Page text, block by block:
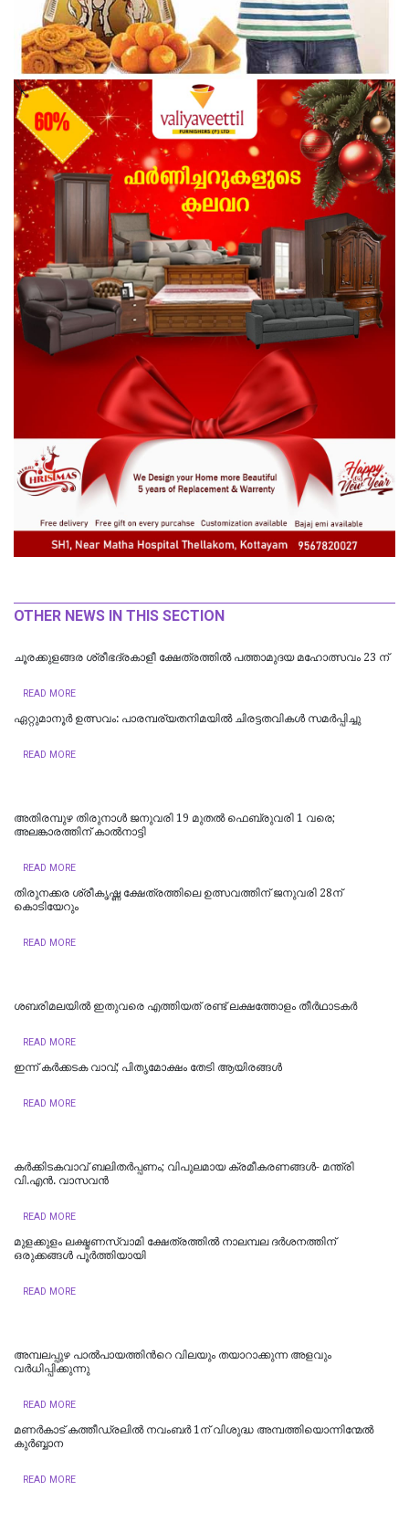
OTHER NEWS IN THIS SECTION
ചൂരക്കുളങ്ങര ശ്രീഭദ്രകാളീ ക്ഷേത്രത്തിൽ പത്താമുദയ മഹോത്സവം 23 ന്
READ MORE
ഏറ്റുമാനൂർ ഉത്സവം: പാരമ്പര്യതനിമയിൽ ചിരട്ടതവികൾ സമര്‍പ്പിച്ചു
READ MORE
അതിരമ്പുഴ തിരുനാള്‍ ജനുവരി 19 മുതല്‍ ഫെബ്രുവരി 1 വരെ;
അലങ്കാരത്തിന് കാൽനാട്ടി
READ MORE
തിരുനക്കര ശ്രീകൃഷ്ണ ക്ഷേത്രത്തിലെ ഉത്സവത്തിന് ജനുവരി 28ന്
കൊടിയേറും
READ MORE
ശബരിമലയിൽ ഇതുവരെ എത്തിയത് രണ്ട് ലക്ഷത്തോളം തീർഥാടകർ
READ MORE
ഇന്ന് കർക്കടക വാവ്; പിതൃമോക്ഷം തേടി ആയിരങ്ങൾ
READ MORE
കർക്കിടകവാവ് ബലിതർപ്പണം; വിപുലമായ ക്രമീകരണങ്ങൾ- മന്ത്രി
വി.എൻ. വാസവൻ
READ MORE
മുളക്കുളം ലക്ഷ്മണസ്വാമി ക്ഷേത്രത്തിൽ നാലമ്പല ദർശനത്തിന്
ഒരുക്കങ്ങൾ പൂർത്തിയായി
READ MORE
അമ്പലപ്പുഴ പാൽപായത്തിന്‍റെ വിലയും തയാറാക്കുന്ന അളവും
വർധിപ്പിക്കുന്നു
READ MORE
മണർകാട് കത്തീഡ്രലിൽ നവംബർ 1ന് വിശുദ്ധ അമ്പത്തിയൊന്നിന്മേൽ
കുർബ്ബാന
READ MORE